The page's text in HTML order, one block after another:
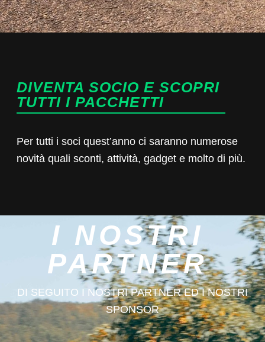
DIVENTA SOCIO E SCOPRI
TUTTI I PACCHETTI
Per tutti i soci quest’anno ci saranno numerose
novità quali sconti, attività, gadget e molto di più.
I NOSTRI
PARTNER
DI SEGUITO I NOSTRI PARTNER ED I NOSTRI
SPONSOR